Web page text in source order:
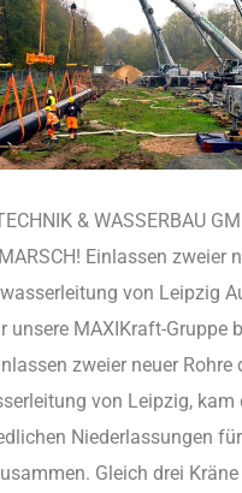
& WASSERBAU
Einlassen zweier
von Leipzig
unsere MAXIKraft-Gruppe
zweier neuer Rohre
von Leipzig, kam
Niederlassungen
Gleich drei